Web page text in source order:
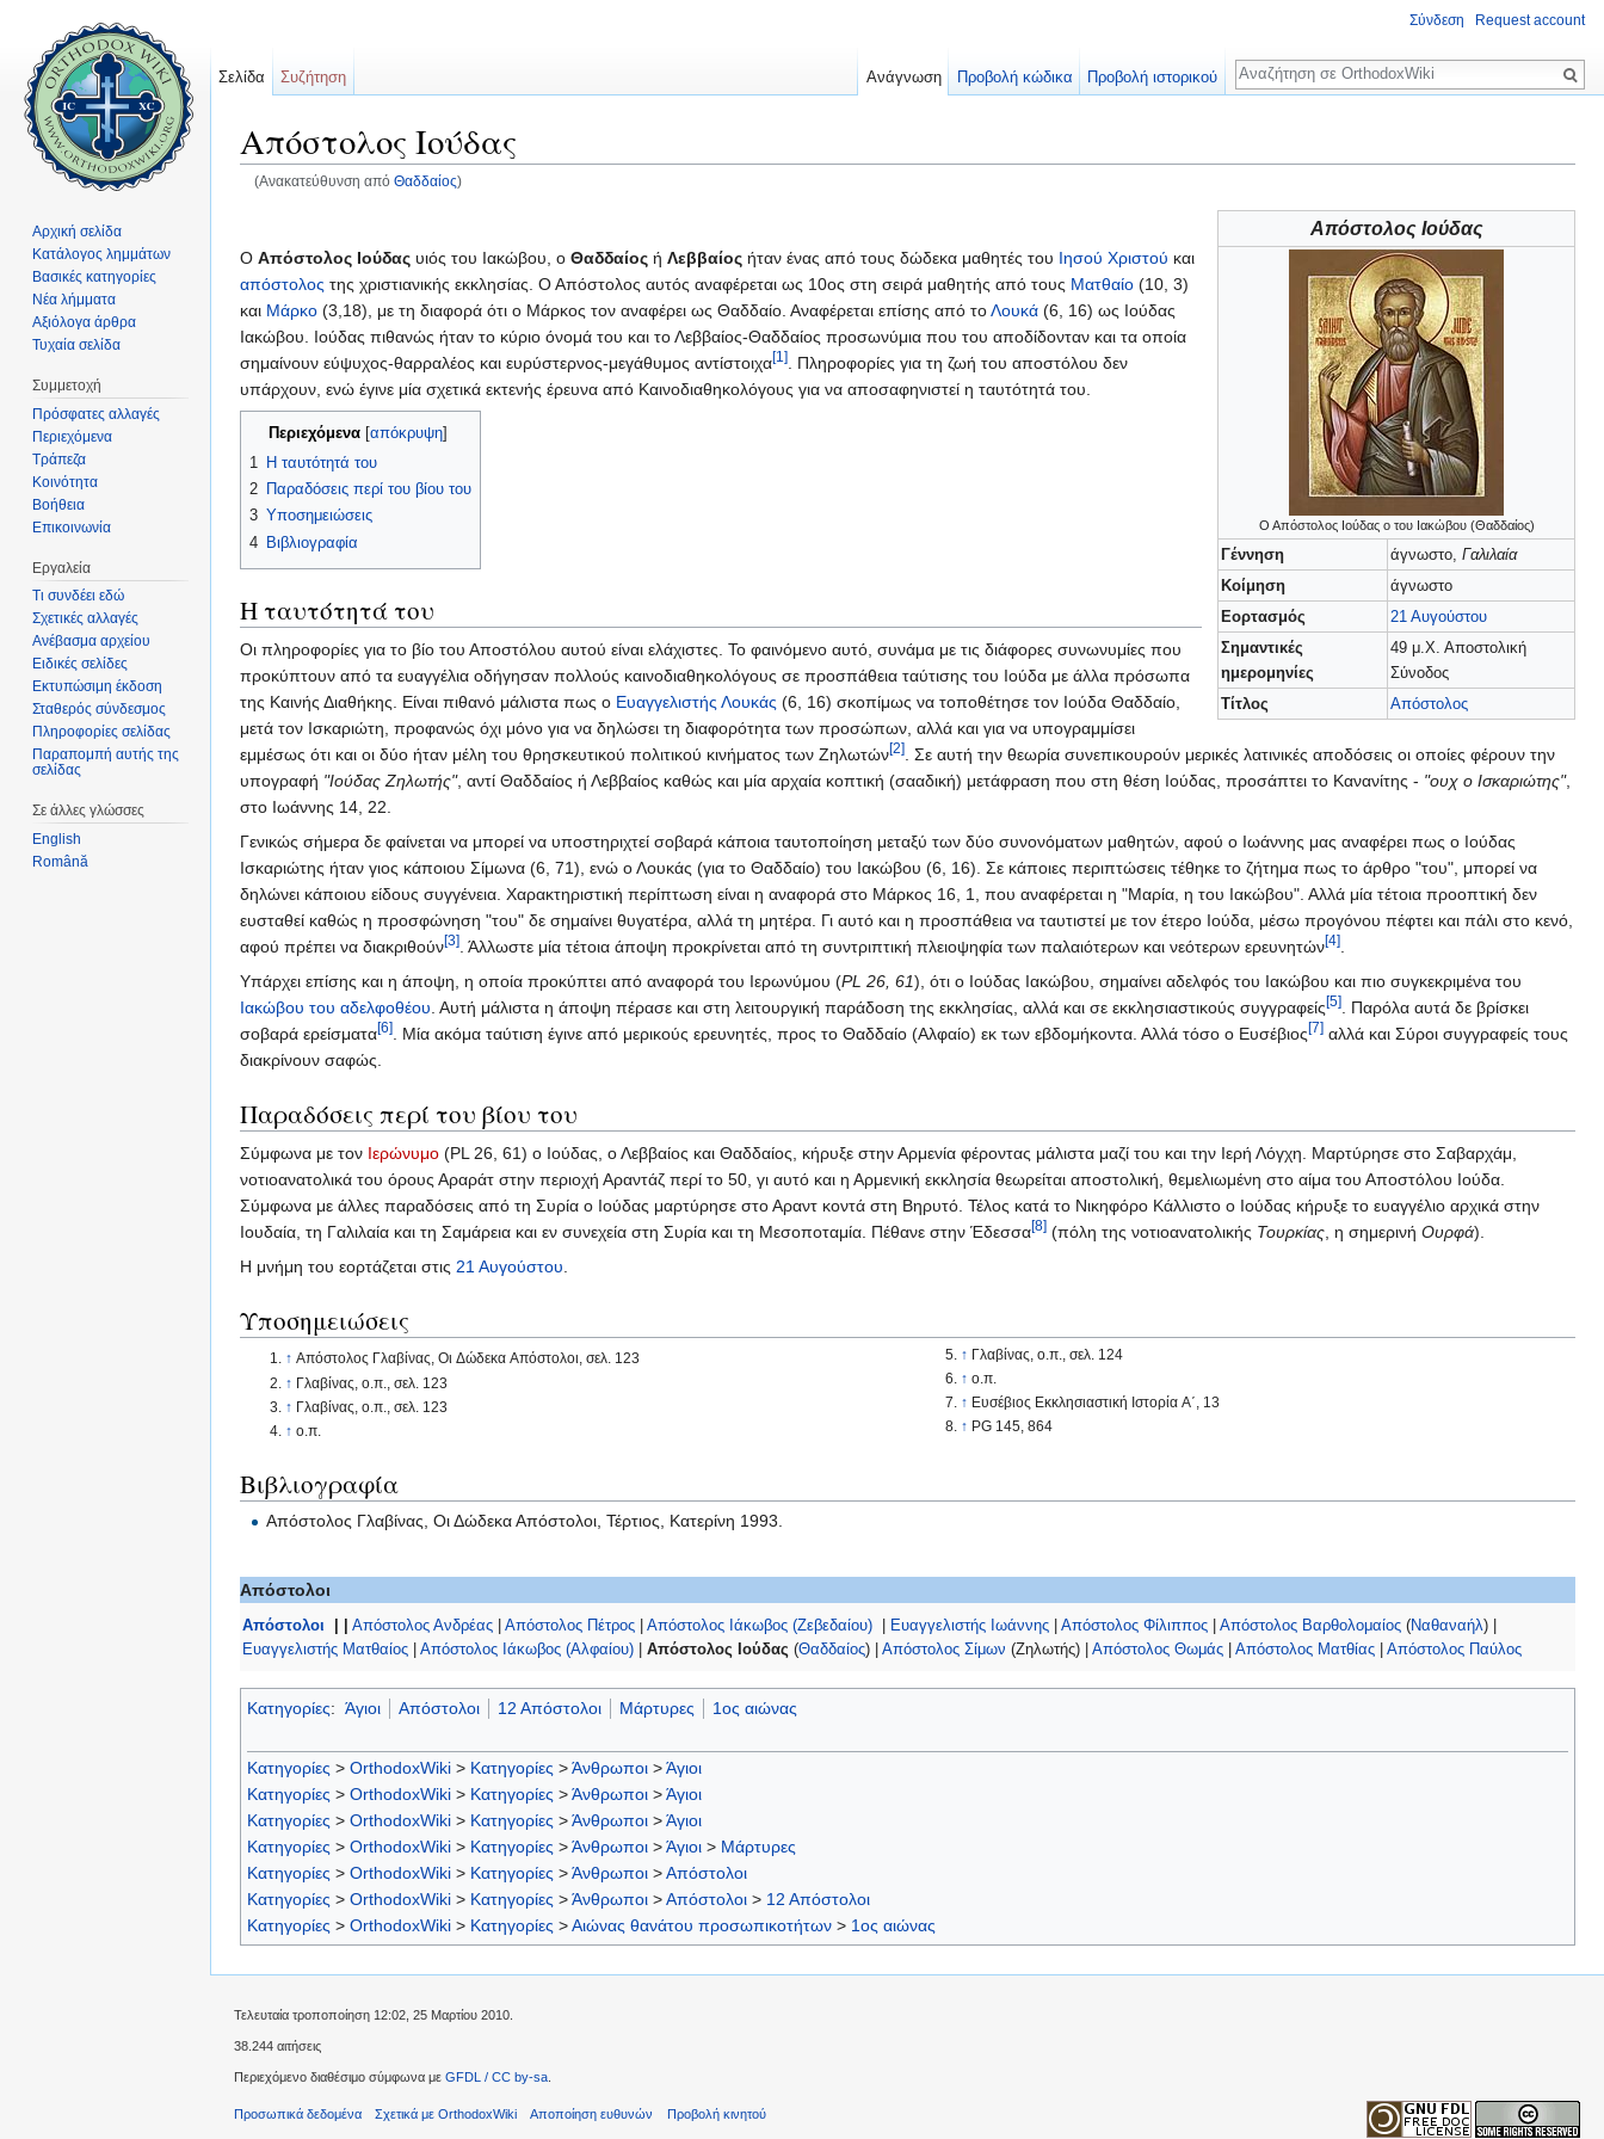
Απόστολος Ιούδας
(Ανακατεύθυνση από Θαδδαίος)
Απόστολος Ιούδας
Ο Απόστολος Ιούδας ο του Ιακώβου (Θαδδαίος)
Γέννηση άγνωστο, Γαλιλαία
Κοίμηση
άγνωστο
Εορτασμός
21 Αυγούστου
Σημαντικές
ημερομηνίες
49 μ.Χ. Αποστολική
Σύνοδος
Τίτλος
Απόστολος
Ο Απόστολος Ιούδας υιός του Ιακώβου, ο Θαδδαίος ή Λεββαίος ήταν ένας από τους δώδεκα μαθητές του Ιησού Χριστού και
απόστολος της χριστιανικής εκκλησίας. Ο Απόστολος αυτός αναφέρεται ως 10ος στη σειρά μαθητής από τους Ματθαίο (10, 3)
και Μάρκο (3,18), με τη διαφορά ότι ο Μάρκος τον αναφέρει ως Θαδδαίο. Αναφέρεται επίσης από τοΛουκά (6, 16) ως Ιούδας
Ιακώβου. Ιούδας πιθανώς ήταν το κύριο όνομά του και το Λεββαίος-Θαδδαίος προσωνύμια που του αποδίδονταν και τα οποία
σημαίνουν εύψυχος-θαρραλέος και ευρύστερνος-μεγάθυμος αντίστοιχα[1]
. Πληροφορίες για τη ζωή του αποστόλου δεν
υπάρχουν, ενώ έγινε μία σχετικά εκτενής έρευνα από Καινοδιαθηκολόγους για να αποσαφηνιστεί η ταυτότητά του.
Περιεχόμενα [απόκρυψη]
1
Η ταυτότητά του
2 Παραδόσεις περί του βίου του
3 Υποσημειώσεις
4 Βιβλιογραφία
Η ταυτότητά του
Οι πληροφορίες για το βίο του Αποστόλου αυτού είναι ελάχιστες. Το φαινόμενο αυτό, συνάμα με τις διάφορες συνωνυμίες που
προκύπτουν από τα ευαγγέλια οδήγησαν πολλούς καινοδιαθηκολόγους σε προσπάθεια ταύτισης του Ιούδα με άλλα πρόσωπα
της Καινής Διαθήκης. Είναι πιθανό μάλιστα πως ο Ευαγγελιστής Λουκάς (6, 16) σκοπίμως να τοποθέτησε τον Ιούδα Θαδδαίο,
μετά τον Ισκαριώτη, προφανώς όχι μόνο για να δηλώσει τη διαφορότητα των προσώπων, αλλά και για να υπογραμμίσει
εμμέσως ότι και οι δύο ήταν μέλη του θρησκευτικού πολιτικού κινήματος των Ζηλωτών[2]
. Σε αυτή την θεωρία συνεπικουρούν μερικές λατινικές αποδόσεις οι οποίες φέρουν την
υπογραφή "Ιούδας Ζηλωτής", αντί Θαδδαίος ή Λεββαίος καθώς και μία αρχαία κοπτική (σααδική) μετάφραση που στη θέση Ιούδας, προσάπτει το Κανανίτης - "ουχ ο Ισκαριώτης",
στο Ιωάννης 14, 22.
Γενικώς σήμερα δε φαίνεται να μπορεί να υποστηριχτεί σοβαρά κάποια ταυτοποίηση μεταξύ των δύο συνονόματων μαθητών, αφού ο Ιωάννης μας αναφέρει πως ο Ιούδας
Ισκαριώτης ήταν γιος κάποιου Σίμωνα (6, 71), ενώ ο Λουκάς (για το Θαδδαίο) του Ιακώβου (6, 16). Σε κάποιες περιπτώσεις τέθηκε το ζήτημα πως το άρθρο "του", μπορεί να
δηλώνει κάποιου είδους συγγένεια. Χαρακτηριστική περίπτωση είναι η αναφορά στο Μάρκος 16, 1, που αναφέρεται η "Μαρία, η του Ιακώβου". Αλλά μία τέτοια προοπτική δεν
ευσταθεί καθώς η προσφώνηση "του" δε σημαίνει θυγατέρα, αλλά τη μητέρα. Γι αυτό και η προσπάθεια να ταυτιστεί με τον έτερο Ιούδα, μέσω προγόνου πέφτει και πάλι στο κενό,
αφού πρέπει να διακριθούν[3] . Άλλωστε μία τέτοια άποψη προκρίνεται από τη συντριπτική πλειοψηφία των παλαιότερων και νεότερων ερευνητών[4]
Υπάρχει επίσης και η άποψη, η οποία προκύπτει από αναφορά του Ιερωνύμου (PL 26, 61), ότι ο Ιούδας Ιακώβου, σημαίνει αδελφός του Ιακώβου και πιο συγκεκριμένα του
Ιακώβου του αδελφοθέου . Αυτή μάλιστα η άποψη πέρασε και στη λειτουργική παράδοση της εκκλησίας, αλλά και σε εκκλησιαστικούς συγγραφείς[5]
. Παρόλα αυτά δε βρίσκει
σοβαρά ερείσματα[6] . Μία ακόμα ταύτιση έγινε από μερικούς ερευνητές, προς το Θαδδαίο (Αλφαίο) εκ των εβδομήκοντα. Αλλά τόσο ο Ευσέβιος[7] αλλά και Σύροι συγγραφείς τους
διακρίνουν σαφώς.
Παραδόσεις περί του βίου του
Σύμφωνα με τον Ιερώνυμο (PL 26, 61) ο Ιούδας, ο Λεββαίος και Θαδδαίος, κήρυξε στην Αρμενία φέροντας μάλιστα μαζί του και την Ιερή Λόγχη. Μαρτύρησε στο Σαβαρχάμ,
νοτιοανατολικά του όρους Αραράτ στην περιοχή Αραντάζ περί το 50, γι αυτό και η Αρμενική εκκλησία θεωρείται αποστολική, θεμελιωμένη στο αίμα του Αποστόλου Ιούδα.
Σύμφωνα με άλλες παραδόσεις από τη Συρία ο Ιούδας μαρτύρησε στο Αραντ κοντά στη Βηρυτό. Τέλος κατά το Νικηφόρο Κάλλιστο ο Ιούδας κήρυξε το ευαγγέλιο αρχικά στην
Ιουδαία, τη Γαλιλαία και τη Σαμάρεια και εν συνεχεία στη Συρία και τη Μεσοποταμία. Πέθανε στην Έδεσσα[8] (πόλη της νοτιοανατολικής Τουρκίας , η σημερινή Ουρφά).
Η μνήμη του εορτάζεται στις 21 Αυγούστου
Υποσημειώσεις
↑ Απόστολος Γλαβίνας, Οι Δώδεκα Απόστολοι, σελ. 123
↑ Γλαβίνας, ο.π., σελ. 123
↑ Γλαβίνας, ο.π., σελ. 123
↑ ο.π.
↑ Γλαβίνας, ο.π., σελ. 124
↑ ο.π.
↑ Ευσέβιος Εκκλησιαστική Ιστορία Α΄, 13
↑ PG 145, 864
Βιβλιογραφία
Απόστολος Γλαβίνας, Οι Δώδεκα Απόστολοι, Τέρτιος, Κατερίνη 1993.
Απόστολοι
Απόστολοι Απόστολος Ανδρέας Απόστολος Πέτρος Απόστολος Ιάκωβος (Ζεβεδαίου) Ευαγγελιστής Ιωάννης Απόστολος Φίλιππος Απόστολος Βαρθολομαίος (Ναθαναήλ) |
Ευαγγελιστής Ματθαίος
Απόστολος Ιάκωβος (Αλφαίου) Απόστολος Ιούδας (Θαδδαίος) | Απόστολος Σίμων (Ζηλωτής) | Απόστολος Θωμάς Απόστολος Ματθίας Απόστολος Παύλος
Κατηγορίες: Άγιοι Απόστολοι 12 Απόστολοι Μάρτυρες 1ος αιώνας
Κατηγορίες > OrthodoxWiki > Κατηγορίες >Άνθρωποι >Άγιοι
Κατηγορίες > OrthodoxWiki > Κατηγορίες >Άνθρωποι >Άγιοι
Κατηγορίες > OrthodoxWiki > Κατηγορίες >Άνθρωποι >Άγιοι
Κατηγορίες > OrthodoxWiki > Κατηγορίες >Άνθρωποι >Άγιοι > Μάρτυρες
Κατηγορίες > OrthodoxWiki > Κατηγορίες >Άνθρωποι >Απόστολοι
Κατηγορίες > OrthodoxWiki > Κατηγορίες >Άνθρωποι >Απόστολοι > 12 Απόστολοι
Κατηγορίες > OrthodoxWiki > Κατηγορίες >Αιώνας θανάτου προσωπικοτήτων > 1ος αιώνας
Σύνδεση Request account
Σελίδα Συζήτηση Ανάγνωση Προβολή κώδικα Προβολή ιστορικού
Αναζήτηση
Αρχική σελίδα
Κατάλογος λημμάτων
Βασικές κατηγορίες
Νέα λήμματα
Αξιόλογα άρθρα
Τυχαία σελίδα
Συμμετοχή
Πρόσφατες αλλαγές
Περιεχόμενα
Τράπεζα
Κοινότητα
Βοήθεια
Επικοινωνία
Εργαλεία
Τι συνδέει εδώ
Σχετικές αλλαγές
Ανέβασμα αρχείου
Ειδικές σελίδες
Εκτυπώσιμη έκδοση
Σταθερός σύνδεσμος
Πληροφορίες σελίδας
Παραπομπή αυτής της
σελίδας
Σε άλλες γλώσσες
English
Română
Τελευταία τροποποίηση 12:02, 25 Μαρτίου 2010.
38.244 αιτήσεις
Περιεχόμενο διαθέσιμο σύμφωνα με GFDL / CC by-sa.
Προσωπικά δεδομένα Σχετικά με OrthodoxWiki Αποποίηση ευθυνών Προβολή κινητού